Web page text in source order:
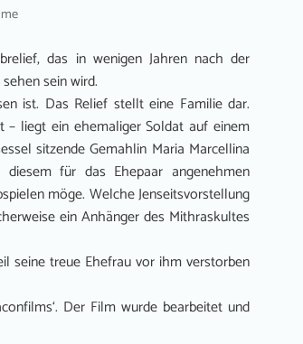
das in wenigen Jahren nach der
sein wird.
ist. Das Relief stellt eine Familie dar.
– liegt ein ehemaliger Soldat auf einem
sitzende Gemahlin Maria Marcellina
für das Ehepaar angenehmen
möge. Welche Jenseitsvorstellung
ein Anhänger des Mithraskultes
seine treue Ehefrau vor ihm verstorben
Der Film wurde bearbeitet und